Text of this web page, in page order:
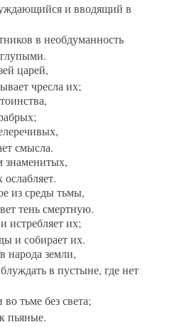
и вводящий в
в необдуманность
царей,
чресла их;
смысла.
знаменитых,
из среды тьмы,
тень смертную.
истребляет их;
и собирает их.
народа земли,
в пустыне, где нет
тьме без света;
пьяные.